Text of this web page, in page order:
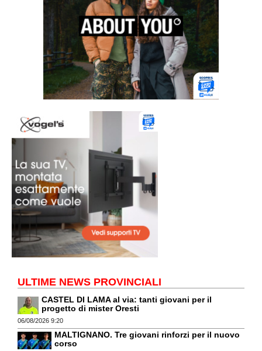
ULTIME NEWS PROVINCIALI
CASTEL DI LAMA al via: tanti giovani per il
progetto di mister Oresti
06/08/2026 9:20
MALTIGNANO. Tre giovani rinforzi per il nuovo
corso